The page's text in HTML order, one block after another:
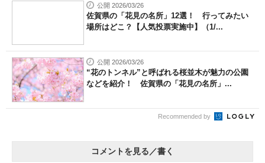
公開 2026/03/26
佐賀県の「花見の名所」12選！ 行ってみたい
場所はどこ？【人気投票実施中】（1/...
公開 2026/03/26
“花のトンネル”と呼ばれる桜並木が魅力の公園
などを紹介！ 佐賀県の「花見の名所」...
Recommended by
コメントを見る／書く